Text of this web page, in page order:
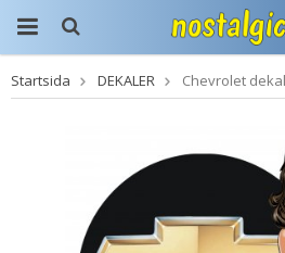
Produkten har
tillagd i
Startsida DEKALER Chevrolet